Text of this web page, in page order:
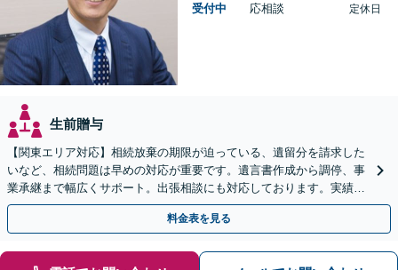
受付中
応相談
定休日
生前贈与
【関東エリア対応】相続放棄の期限が迫っている、遺留分を請求した
いなど、相続問題は早めの対応が重要です。遺言書作成から調停、事
業承継まで幅広くサポート。出張相談にも対応しております。実績豊
富な当事務所へ今すぐご連絡ください【初回相談無料】
料金表を見る